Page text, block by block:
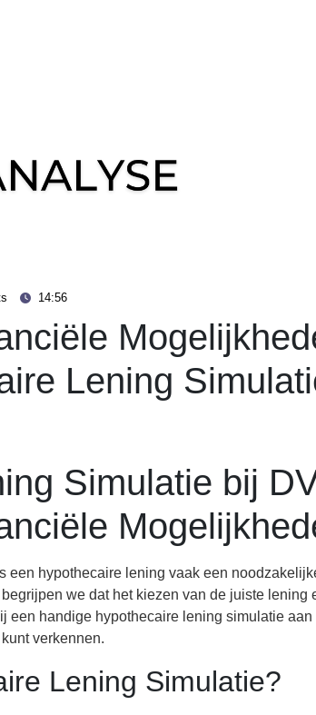
14:56
Lening
Simulatie bij
een hypothecaire lening vaak een
we dat het kiezen van de juiste lening
een handige hypothecaire lening simulatie aan
verkennen.
Lening Simulatie?